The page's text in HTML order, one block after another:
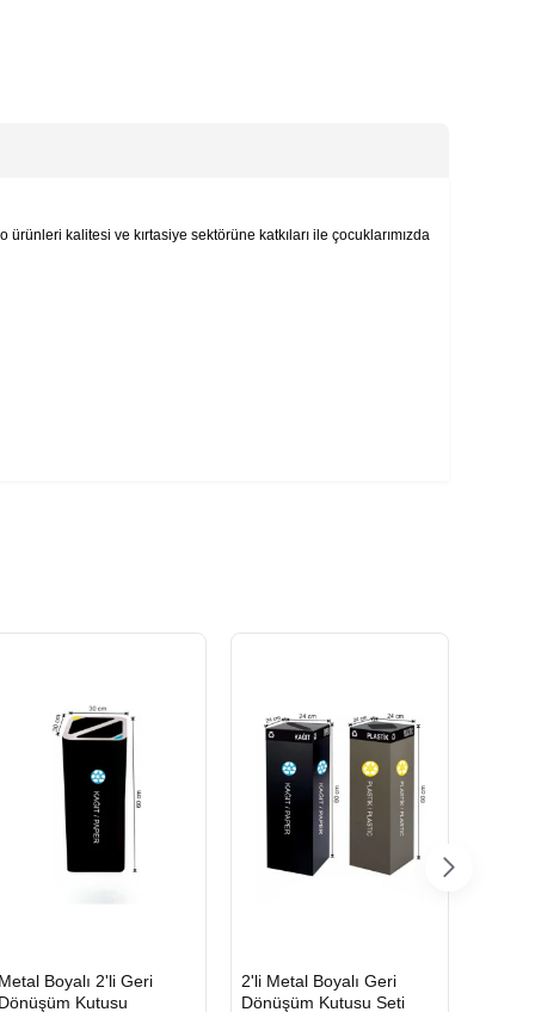
kalitesi ve kırtasiye sektörüne katkıları ile çocuklarımızda
GÖNDERİ
Metal Boyalı 2'li Geri
Dönüşüm Kutusu
GÖNDERİ
2'li Metal Boyalı Geri
Dönüşüm Kutusu Seti